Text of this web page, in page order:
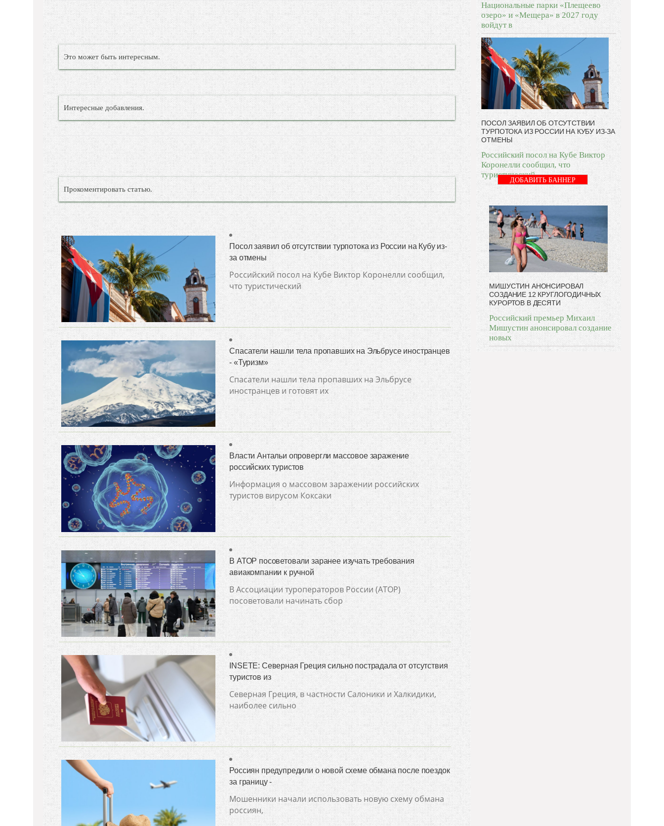
Это может быть интересным.
Интересные добавления.
Прокоментировать статью.
Посол заявил об отсутствии турпотока из России на Кубу из-
за отмены
Российский посол на Кубе Виктор Коронелли сообщил,
что туристический
Спасатели нашли тела пропавших на Эльбрусе иностранцев
- «Туризм»
Спасатели нашли тела пропавших на Эльбрусе
иностранцев и готовят их
Власти Антальи опровергли массовое заражение
российских туристов
Информация о массовом заражении российских
туристов вирусом Коксаки
В АТОР посоветовали заранее изучать требования
авиакомпании к ручной
В Ассоциации туроператоров России (АТОР)
посоветовали начинать сбор
INSETE: Северная Греция сильно пострадала от отсутствия
туристов из
Северная Греция, в частности Салоники и Халкидики,
наиболее сильно
Россиян предупредили о новой схеме обмана после поездок
за границу -
Мошенники начали использовать новую схему обмана
россиян,
Национальные парки «Плещеево
озеро» и «Мещера» в 2027 году
войдут в
ПОСОЛ ЗАЯВИЛ ОБ ОТСУТСТВИИ
ТУРПОТОКА ИЗ РОССИИ НА КУБУ ИЗ-ЗА
ОТМЕНЫ
Российский посол на Кубе Виктор
Коронелли сообщил, что
туристический
ДОБАВИТЬ БАННЕР
МИШУСТИН АНОНСИРОВАЛ
СОЗДАНИЕ 12 КРУГЛОГОДИЧНЫХ
КУРОРТОВ В ДЕСЯТИ
Российский премьер Михаил
Мишустин анонсировал создание
новых